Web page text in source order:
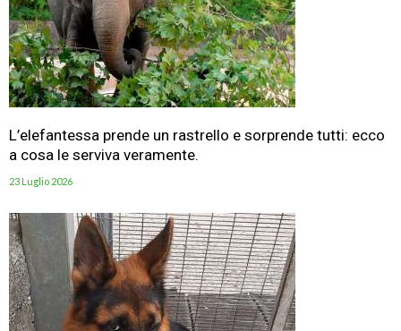
L’elefantessa prende un rastrello e sorprende tutti: ecco
a cosa le serviva veramente.
23 Luglio 2026